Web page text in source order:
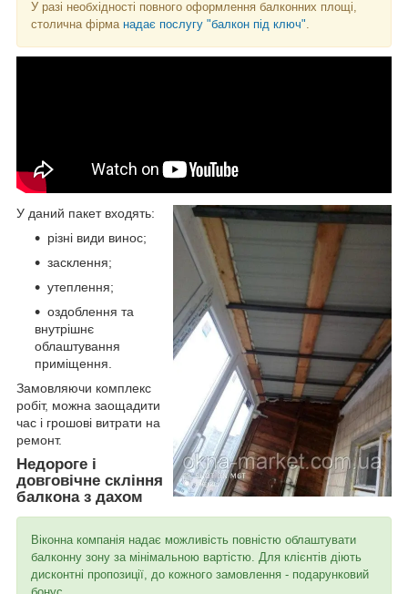
У разі необхідності повного оформлення балконних площі,
столична фірма надає послугу "балкон під ключ".
У даний пакет входять:
різні види винос;
засклення;
утеплення;
оздоблення та
внутрішнє
облаштування
приміщення.
Замовляючи комплекс
робіт, можна заощадити
час і грошові витрати на
ремонт.
Недороге і
довговічне скління
балкона з дахом
Віконна компанія надає можливість повністю облаштувати
балконну зону за мінімальною вартістю. Для клієнтів діють
дисконтні пропозиції, до кожного замовлення - подарунковий